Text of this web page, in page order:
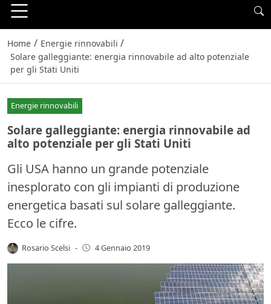
Home / Energie rinnovabili /
Solare galleggiante: energia rinnovabile ad alto potenziale
per gli Stati Uniti
Energie rinnovabili
Solare galleggiante: energia rinnovabile ad
alto potenziale per gli Stati Uniti
Gli USA hanno un grande potenziale
inesplorato con gli impianti di produzione
energetica basati sul solare galleggiante.
Ecco le cifre.
Rosario Scelsi - 4 Gennaio 2019